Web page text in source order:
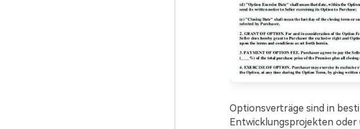
Optionsverträge sind in
Entwicklungsprojekten